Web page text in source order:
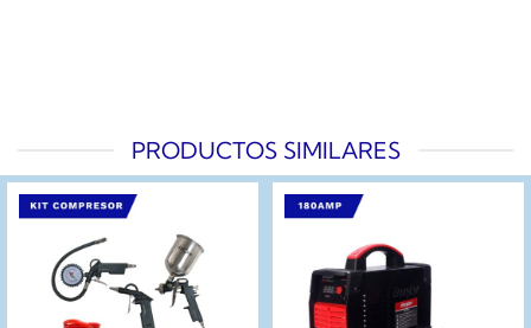
PRODUCTOS SIMILARES